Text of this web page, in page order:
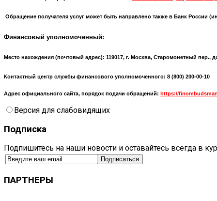
Обращение получателя услуг может быть направлено также в Банк России (
Финансовый уполномоченный:
Место нахождения (почтовый адрес): 119017, г. Москва, Старомонетный пер.,
Контактный центр службы финансового уполномоченного: 8 (800) 200-00-10
Адрес официального сайта, порядок подачи обращений: https://
Версия для слабовидящих
Подписка
Подпишитесь на наши новости и оставайтесь всегда в
ПАРТНЕРЫ